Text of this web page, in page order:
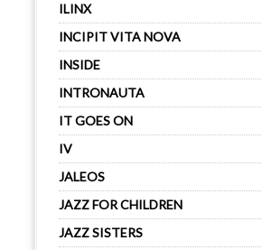
ILINX
INCIPIT VITA NOVA
INSIDE
INTRONAUTA
IT GOES ON
IV
JALEOS
JAZZ FOR CHILDREN
JAZZ SISTERS